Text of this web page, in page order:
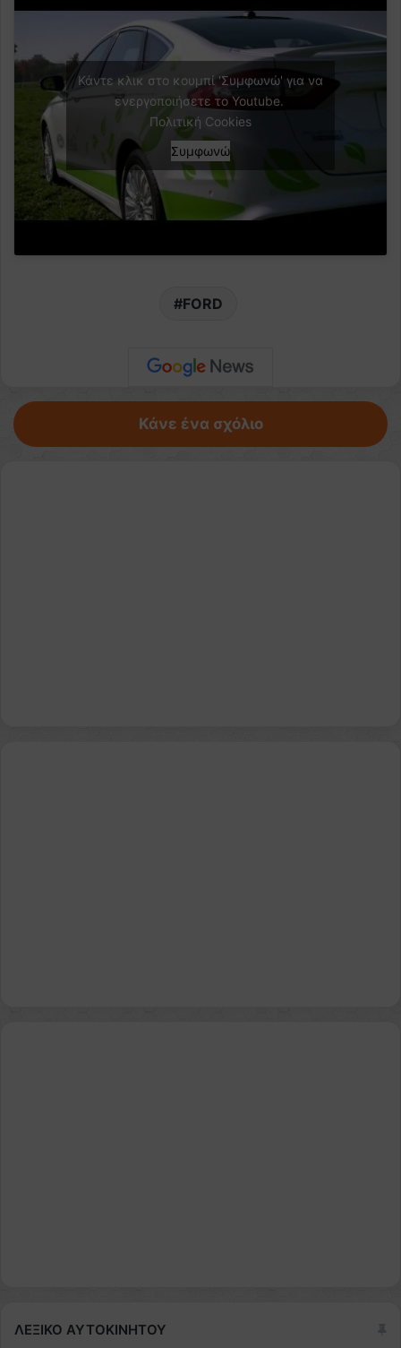
Κάντε κλικ στο κουμπί 'Συμφωνώ' για να
ενεργοποιήσετε το Youtube.
Πολιτική Cookies
Συμφωνώ
FORD
Κάνε ένα σχόλιο
ΛΕΞΙΚΟ ΑΥΤΟΚΙΝΗΤΟΥ